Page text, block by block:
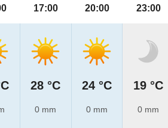
17:00
28 °C
0 mm
20:00
24 °C
0 mm
23:00
19 °C
0 mm